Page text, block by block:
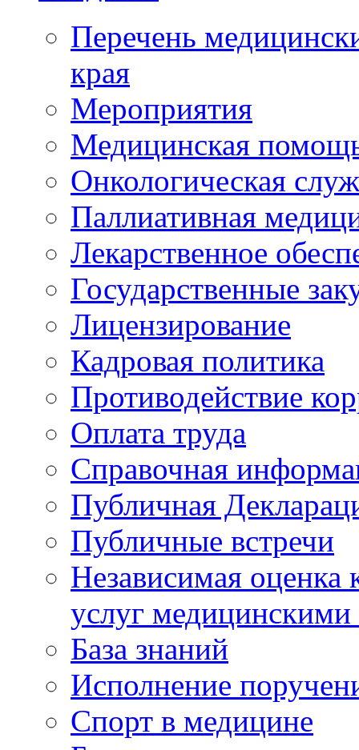
Перечень
края
Мероприятия
Медицинская
Онкологическая
Паллиативная
Лекарственное
Государственные
Лицензирование
Кадровая политика
Противодействие
Оплата труда
Справочная
Публичная
Публичные встречи
Независимая оценка
услуг
База знаний
Исполнение
Спорт в медицине